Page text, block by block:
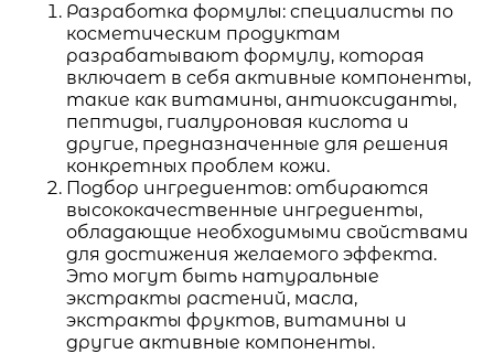
Разработка формулы: специалисты по
косметическим продуктам
разрабатывают формулу, которая
включает в себя активные компоненты,
такие как витамины, антиоксиданты,
пептиды, гиалуроновая кислота и
другие, предназначенные для решения
конкретных проблем кожи.
Подбор ингредиентов: отбираются
высококачественные ингредиенты,
обладающие необходимыми свойствами
для достижения желаемого эффекта.
Это могут быть натуральные
экстракты растений, масла,
экстракты фруктов, витамины и
другие активные компоненты.